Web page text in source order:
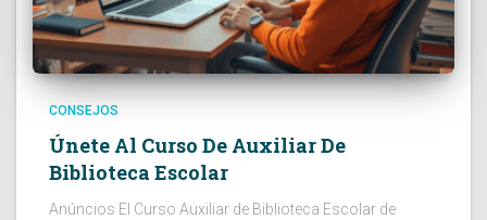
CONSEJOS
Únete Al Curso De Auxiliar De
Biblioteca Escolar
Anúncios El Curso Auxiliar de Biblioteca Escolar de